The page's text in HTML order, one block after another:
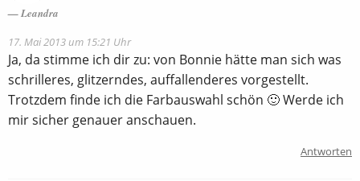
Leandra
17. Mai 2013 um 15:21 Uhr
Ja, da stimme ich dir zu: von Bonnie hätte man sich was
schrilleres, glitzerndes, auffallenderes vorgestellt.
Trotzdem finde ich die Farbauswahl schön 🙂 Werde ich
mir sicher genauer anschauen.
Antworten